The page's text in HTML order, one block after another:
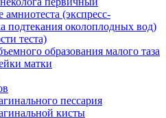
амниотеста (экспресс-
подтекания околоплодных вод)
теста)
образования малого таза
матки
пессария
кисты